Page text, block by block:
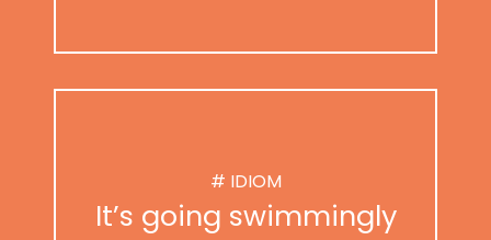
# IDIOM
It’s going swimmingly